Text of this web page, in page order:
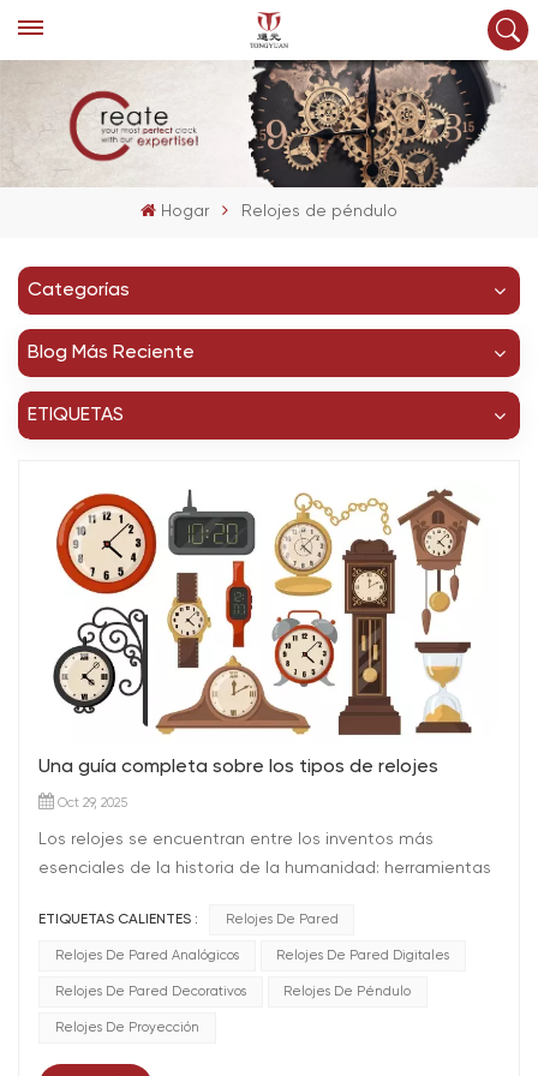
Hogar Relojes de péndulo
Categorías
Blog Más Reciente
ETIQUETAS
Una guía completa sobre los tipos de relojes
Oct 29, 2025
Los relojes se encuentran entre los inventos más
esenciales de la historia de la humanidad: herramientas
también definen cómo vivimos, trabajamos y creamos. A
lo largo de los siglos, los relojes han evolucionado desde
complejas maravillas mecánicas hasta elegantes piezas
cada una diseñada para cumplir una función y un estilo
ETIQUETAS CALIENTES : Relojes De Pared
Relojes De Pared Analógicos Relojes De Pared Digitales
Relojes De Pared Decorativos Relojes De Péndulo
Relojes De Proyección